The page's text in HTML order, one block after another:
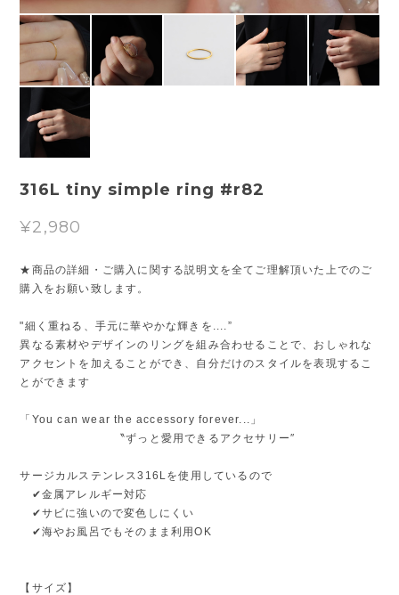
316L tiny simple ring #r82
¥2,980
★商品の詳細・ご購入に関する説明文を全てご理解頂いた上でのご
購入をお願い致します。
"細く重ねる、手元に華やかな輝きを....”
異なる素材やデザインのリングを組み合わせることで、おしゃれな
アクセントを加えることができ、自分だけのスタイルを表現するこ
とができます
「You can wear the accessory forever...」
〝ずっと愛用できるアクセサリー″
サージカルステンレス316Lを使用しているので
✔金属アレルギー対応
✔サビに強いので変色しにくい
✔海やお風呂でもそのまま利用OK
【サイズ】